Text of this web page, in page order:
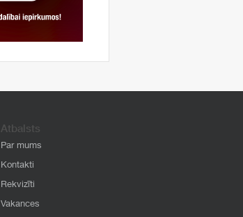
Atbalsts
Par mums
Kontakti
Rekvizīti
Vakances